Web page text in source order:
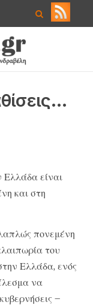
είναι
και στη
πονεμένη
του
Ελλάδα, ενός
να
–